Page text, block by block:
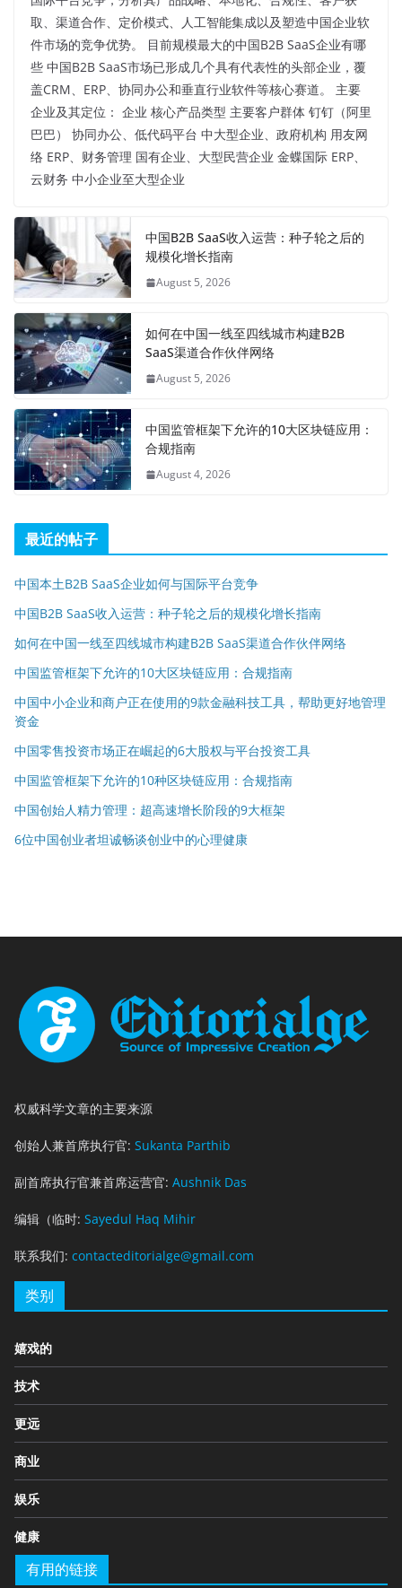
取、渠道合作、定价模式、人工智能集成以及塑造中国企业软
件市场的竞争优势。 目前规模最大的中国B2B SaaS企业有哪
些 中国B2B SaaS市场已形成几个具有代表性的头部企业，覆
盖CRM、ERP、协同办公和垂直行业软件等核心赛道。 主要
企业及其定位： 企业 核心产品类型 主要客户群体 钉钉（阿里
巴巴） 协同办公、低代码平台 中大型企业、政府机构 用友网
络 ERP、财务管理 国有企业、大型民营企业 金蝶国际 ERP、
云财务 中小企业至大型企业
中国B2B SaaS收入运营：种子轮之后的
规模化增长指南
August 5, 2026
如何在中国一线至四线城市构建B2B
SaaS渠道合作伙伴网络
August 5, 2026
中国监管框架下允许的10大区块链应用：
合规指南
August 4, 2026
最近的帖子
中国本土B2B SaaS企业如何与国际平台竞争
中国B2B SaaS收入运营：种子轮之后的规模化增长指南
如何在中国一线至四线城市构建B2B SaaS渠道合作伙伴网络
中国监管框架下允许的10大区块链应用：合规指南
中国中小企业和商户正在使用的9款金融科技工具，帮助更好地管理
资金
中国零售投资市场正在崛起的6大股权与平台投资工具
中国监管框架下允许的10种区块链应用：合规指南
中国创始人精力管理：超高速增长阶段的9大框架
6位中国创业者坦诚畅谈创业中的心理健康
权威科学文章的主要来源
创始人兼首席执行官: Sukanta Parthib
副首席执行官兼首席运营官: Aushnik Das
编辑（临时: Sayedul Haq Mihir
联系我们: contacteditorialge@gmail.com
类别
嬉戏的
技术
更远
商业
娱乐
健康
有用的链接